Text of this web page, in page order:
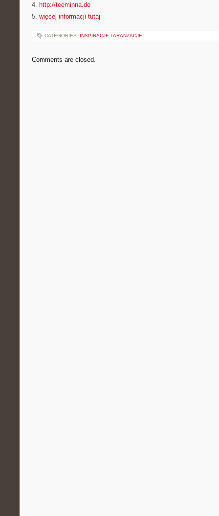
4. http://teeminna.de
5. więcej informacji tutaj
CATEGORIES: INSPIRACJE I ARANŻACJE
Comments are closed.